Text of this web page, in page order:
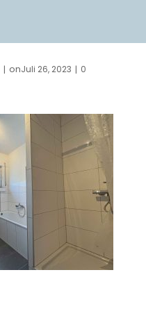
| onJuli 26, 2023 | 0